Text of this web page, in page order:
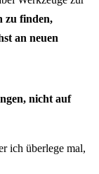
zu finden,
an neuen
nicht auf
ich überlege mal,